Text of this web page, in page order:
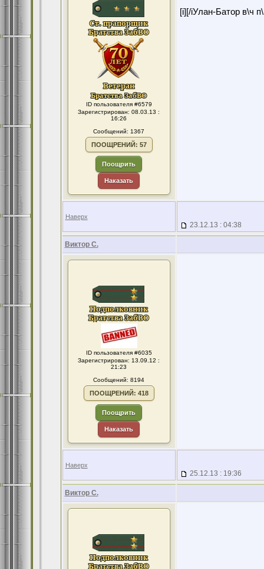
ID пользователя #6579
Зарегистрирован: 08.03.13 :
16:26
Сообщений: 1367
ПООЩРЕНИЙ: 57
Поощрить
Наказать
[i][/iУлан-Батор в\ч
Наверх
23.12.13 : 04:38
Виктор С.
ID пользователя #6035
Зарегистрирован: 13.09.12 :
21:23
Сообщений: 8194
ПООЩРЕНИЙ: 418
Поощрить
Наказать
Наверх
25.12.13 : 19:36
Виктор С.